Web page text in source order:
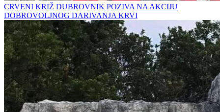
CRVENI KRIŽ DUBROVNIK POZIVA NA AKCIJU
DOBROVOLJNOG DARIVANJA KRVI